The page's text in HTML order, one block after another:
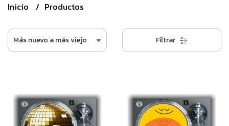
Inicio Productos
Filtrar